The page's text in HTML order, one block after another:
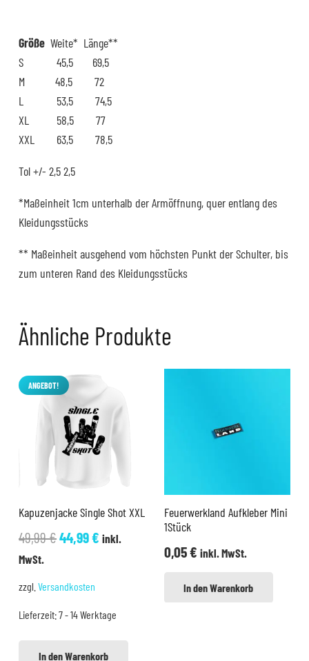
Größe Weite* Länge**
S 45,5 69,5
M 48,5 72
L 53,5 74,5
XL 58,5 77
XXL 63,5 78,5
Tol +/- 2,5 2,5
*Maßeinheit 1cm unterhalb der Armöffnung, quer entlang des
Kleidungsstücks
** Maßeinheit ausgehend vom höchsten Punkt der Schulter, bis
zum unteren Rand des Kleidungsstücks
Ähnliche Produkte
ANGEBOT!
Kapuzenjacke Single Shot XXL
49,99€Ursprünglicher
44,99€Aktueller
inkl.
MwSt.
zzgl. Versandkosten
Lieferzeit:7 - 14 Werktage
In den Warenkorb
Feuerwerkland Aufkleber Mini
1Stück
0,05€ inkl. MwSt.
In den Warenkorb